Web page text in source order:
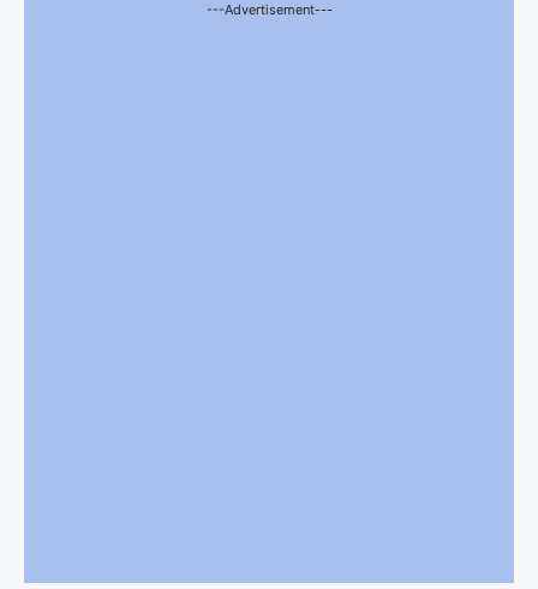
---Advertisement---